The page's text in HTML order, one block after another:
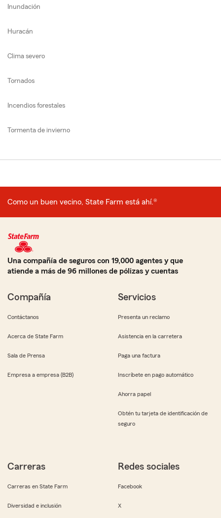
Inundación
Huracán
Clima severo
Tornados
Incendios forestales
Tormenta de invierno
Como un buen vecino, State Farm está ahí.®
Una compañía de seguros con 19,000 agentes y que
atiende a más de 96 millones de pólizas y cuentas
Compañía
Contáctanos
Acerca de State Farm
Sala de Prensa
Empresa a empresa (B2B)
Servicios
Presenta un reclamo
Asistencia en la carretera
Paga una factura
Inscríbete en pago automático
Ahorra papel
Obtén tu tarjeta de identificación de
seguro
Carreras
Carreras en State Farm
Diversidad e inclusión
Redes sociales
Facebook
X